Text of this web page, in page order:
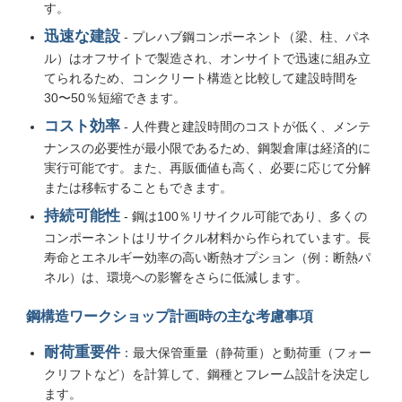
鉄骨構造の製作
鉄骨建築材料
鶏舎
牛棚
馬の棚
スチールガレージ
す。
迅速な建設 - プレハブ鋼コンポーネント（梁、柱、パネ
ル）はオフサイトで製造され、オンサイトで迅速に組み立
てられるため、コンクリート構造と比較して建設時間を
30〜50％短縮できます。
コスト効率 - 人件費と建設時間のコストが低く、メンテ
ナンスの必要性が最小限であるため、鋼製倉庫は経済的に
実行可能です。また、再販価値も高く、必要に応じて分解
または移転することもできます。
持続可能性 - 鋼は100％リサイクル可能であり、多くの
コンポーネントはリサイクル材料から作られています。長
寿命とエネルギー効率の高い断熱オプション（例：断熱パ
ネル）は、環境への影響をさらに低減します。
鋼構造ワークショップ計画時の主な考慮事項
耐荷重要件 ：最大保管重量（静荷重）と動荷重（フォー
クリフトなど）を計算して、鋼種とフレーム設計を決定し
ます。